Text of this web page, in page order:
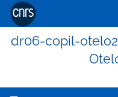
dr06-copil-